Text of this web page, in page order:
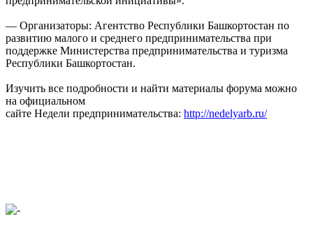
— Организаторы: Агентство Республики Башкортостан по
развитию малого и среднего предпринимательства при
поддержке Министерства предпринимательства и туризма
Республики Башкортостан.
Изучить все подробности и найти материалы форума можно
на официальном
сайте Недели предпринимательства: http://nedelyarb.ru/